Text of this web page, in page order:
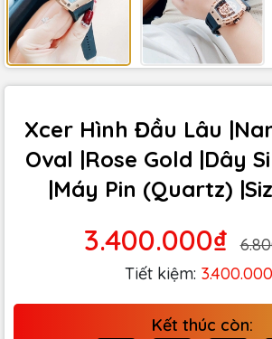
Xcer Hình Đầu Lâu
Oval |Rose Gold |Dây
|Máy Pin (Quartz)
3.400.000₫
Tiết kiệm:
Kết thúc còn: